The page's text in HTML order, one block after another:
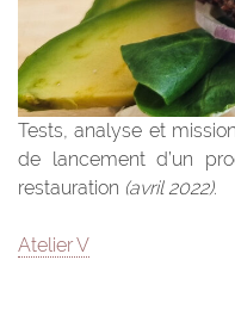
Tests, analyse et
de lancement d’un
restauration (avril 2022).
Atelier V